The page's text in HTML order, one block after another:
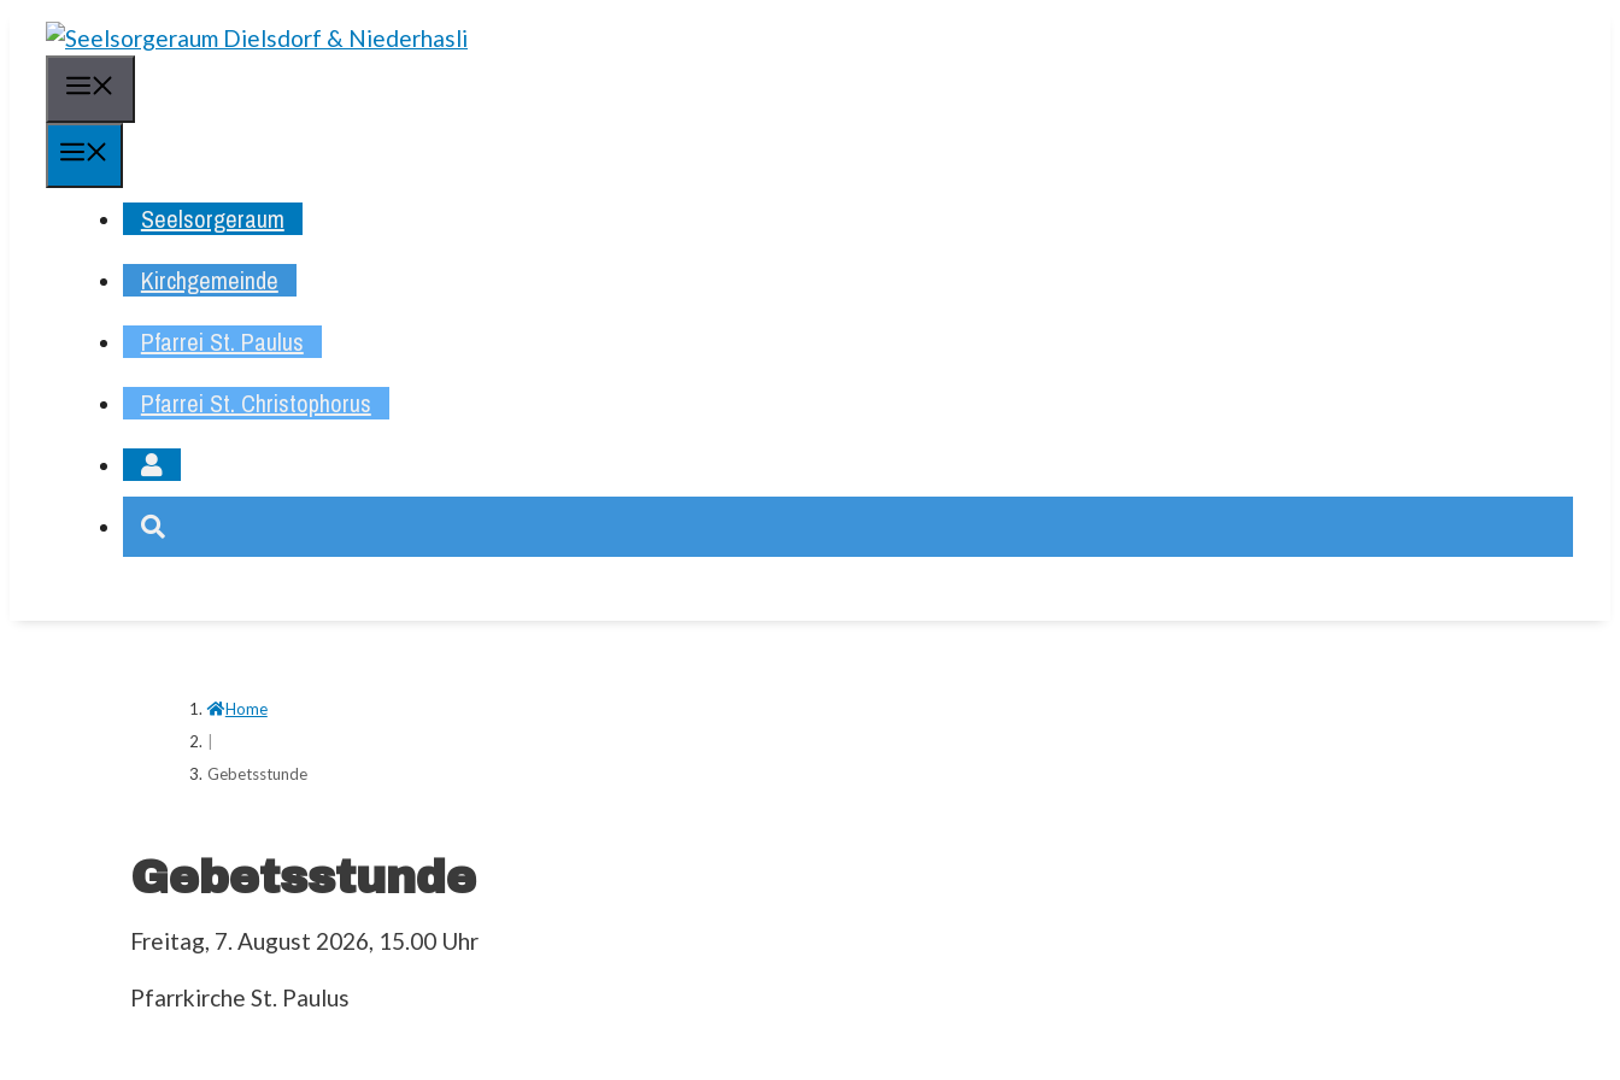
Springe
zum
Inhalt
Seelsorgeraum
Kirchgemeinde
Pfarrei St. Paulus
Pfarrei St. Christophorus
Home
Gebetsstunde
Gebetsstunde
Freitag, 7. August 2026, 15.00 Uhr
Pfarrkirche St. Paulus